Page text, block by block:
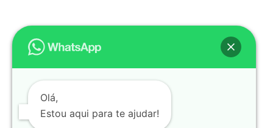
Olá,
Estou aqui para te ajudar!